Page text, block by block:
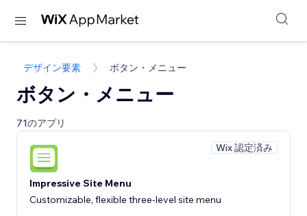
デザイン要素 ボタン・メニュー
ボタン・メニュー
71のアプリ
Wix 認定済み
Impressive Site Menu
Customizable, flexible three-level site menu